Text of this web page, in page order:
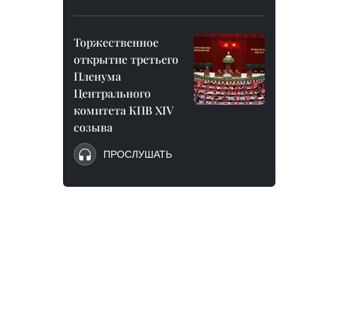
Торжественное
открытие третьего
Пленума
Центрального
комитета КПВ XIV
созыва
ПРОСЛУШАТЬ